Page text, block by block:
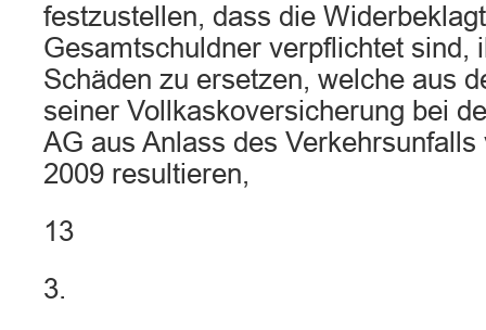
festzustellen, dass die
Gesamtschuldner verpflichtet sind,
Schäden zu ersetzen, welche aus
seiner Vollkaskoversicherung bei
AG aus Anlass des
2009 resultieren,
13
3.